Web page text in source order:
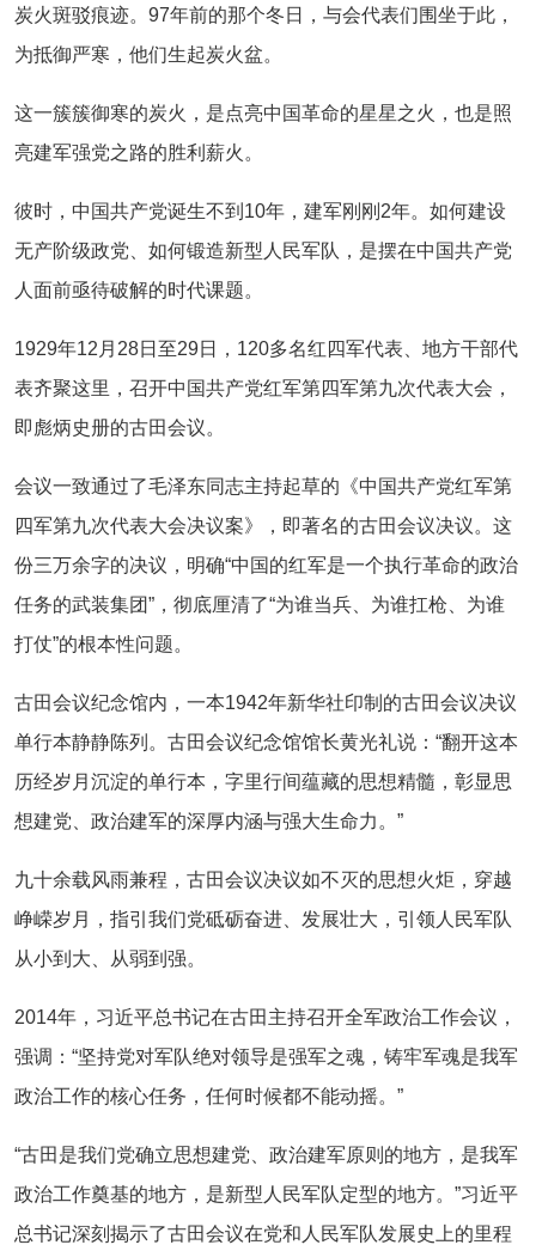
炭火斑驳痕迹。97年前的那个冬日，与会代表们围坐于此，
为抵御严寒，他们生起炭火盆。
这一簇簇御寒的炭火，是点亮中国革命的星星之火，也是照
亮建军强党之路的胜利薪火。
彼时，中国共产党诞生不到10年，建军刚刚2年。如何建设
无产阶级政党、如何锻造新型人民军队，是摆在中国共产党
人面前亟待破解的时代课题。
1929年12月28日至29日，120多名红四军代表、地方干部代
表齐聚这里，召开中国共产党红军第四军第九次代表大会，
即彪炳史册的古田会议。
会议一致通过了毛泽东同志主持起草的《中国共产党红军第
四军第九次代表大会决议案》，即著名的古田会议决议。这
份三万余字的决议，明确“中国的红军是一个执行革命的政治
任务的武装集团”，彻底厘清了“为谁当兵、为谁扛枪、为谁
打仗”的根本性问题。
古田会议纪念馆内，一本1942年新华社印制的古田会议决议
单行本静静陈列。古田会议纪念馆馆长黄光礼说：“翻开这本
历经岁月沉淀的单行本，字里行间蕴藏的思想精髓，彰显思
想建党、政治建军的深厚内涵与强大生命力。”
九十余载风雨兼程，古田会议决议如不灭的思想火炬，穿越
峥嵘岁月，指引我们党砥砺奋进、发展壮大，引领人民军队
从小到大、从弱到强。
2014年，习近平总书记在古田主持召开全军政治工作会议，
强调：“坚持党对军队绝对领导是强军之魂，铸牢军魂是我军
政治工作的核心任务，任何时候都不能动摇。”
“古田是我们党确立思想建党、政治建军原则的地方，是我军
政治工作奠基的地方，是新型人民军队定型的地方。”习近平
总书记深刻揭示了古田会议在党和人民军队发展史上的里程